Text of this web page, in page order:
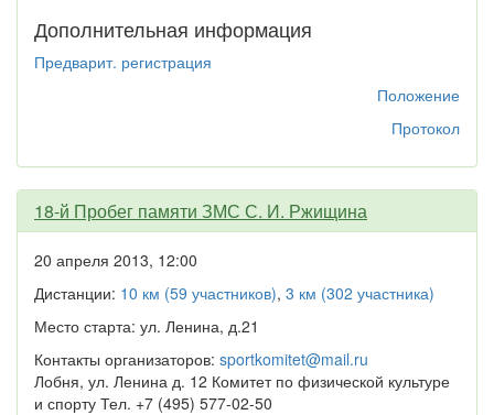
Дополнительная информация
Предварит. регистрация
Положение
Протокол
18-й Пробег памяти ЗМС С. И. Ржищина
20 апреля 2013, 12:00
Дистанции: 10 км (59 участников), 3 км (302 участника)
Место старта: ул. Ленина, д.21
Контакты организаторов: sportkomitet@mail.ru
Лобня, ул. Ленина д. 12 Комитет по физической культуре
и спорту Тел. +7 (495) 577-02-50